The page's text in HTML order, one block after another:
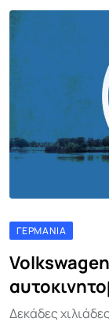
ΓΕΡΜΑΝΊΑ
Δεκάδες